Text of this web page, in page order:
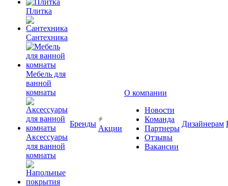
Плитка
Сантехника
Мебель для
ванной
комнаты
Аксессуары
для ванной
комнаты
Бренды
Акции
О компании
Новости
Команда
Партнеры
Отзывы
Вакансии
Дизайнерам